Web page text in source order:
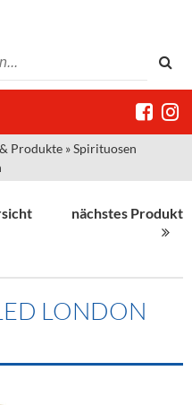
Produkte »Spirituosen
nächstes Produkt
LONDON